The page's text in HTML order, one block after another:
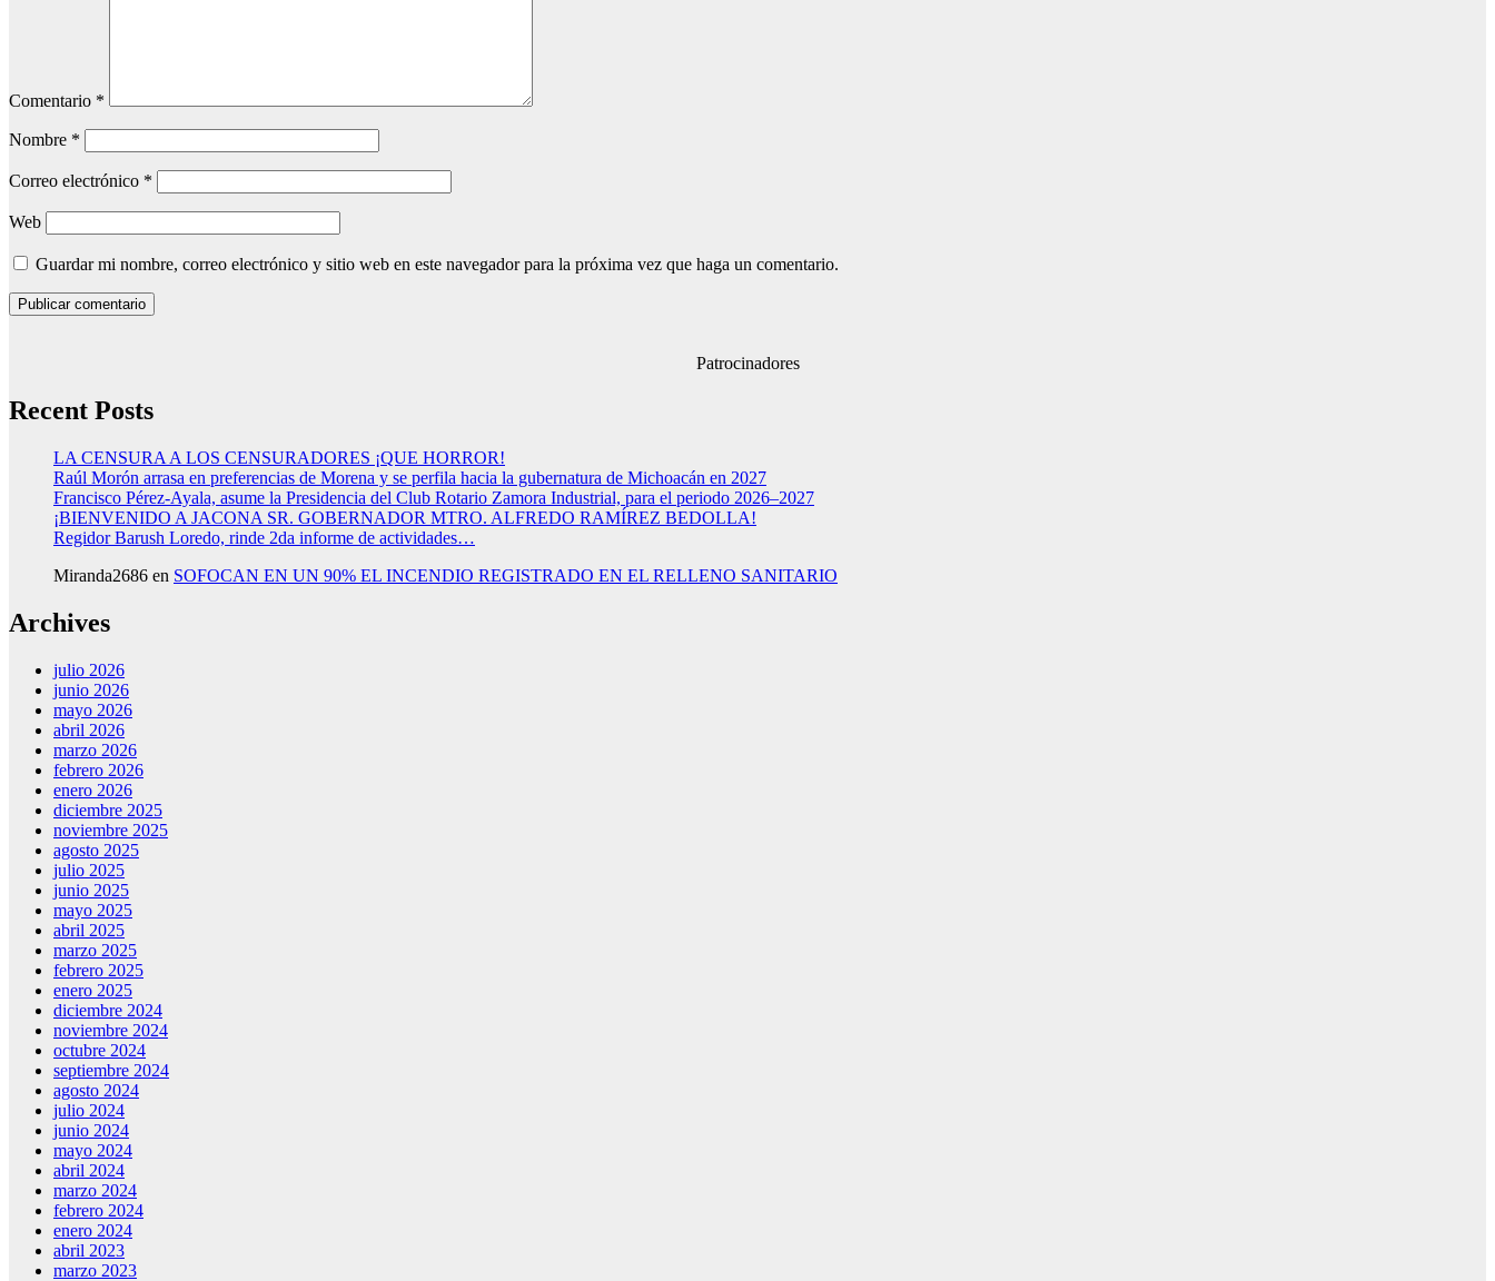
Comentario *
Nombre *
Correo electrónico *
Web
Guardar mi nombre, correo electrónico y sitio web en este navegador para la próxima vez que haga un comentario.
Patrocinadores
Recent Posts
LA CENSURA A LOS CENSURADORES ¡QUE HORROR!
Raúl Morón arrasa en preferencias de Morena y se perfila hacia la gubernatura de Michoacán en 2027
Francisco Pérez-Ayala, asume la Presidencia del Club Rotario Zamora Industrial, para el periodo 2026–2027
¡BIENVENIDO A JACONA SR. GOBERNADOR MTRO. ALFREDO RAMÍREZ BEDOLLA!
Regidor Barush Loredo, rinde 2da informe de actividades…
Miranda2686 en SOFOCAN EN UN 90% EL INCENDIO REGISTRADO EN EL RELLENO SANITARIO
Archives
julio 2026
junio 2026
mayo 2026
abril 2026
marzo 2026
febrero 2026
enero 2026
diciembre 2025
noviembre 2025
agosto 2025
julio 2025
junio 2025
mayo 2025
abril 2025
marzo 2025
febrero 2025
enero 2025
diciembre 2024
noviembre 2024
octubre 2024
septiembre 2024
agosto 2024
julio 2024
junio 2024
mayo 2024
abril 2024
marzo 2024
febrero 2024
enero 2024
abril 2023
marzo 2023